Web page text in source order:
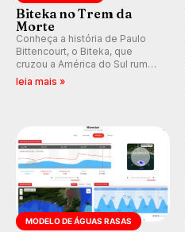
Biteka no Trem da
Morte
Conheça a história de Paulo
Bittencourt, o Biteka, que
cruzou a América do Sul rumo
ao Pacífico em uma jornada
leia mais »
MODELO DE ÁGUAS RASAS